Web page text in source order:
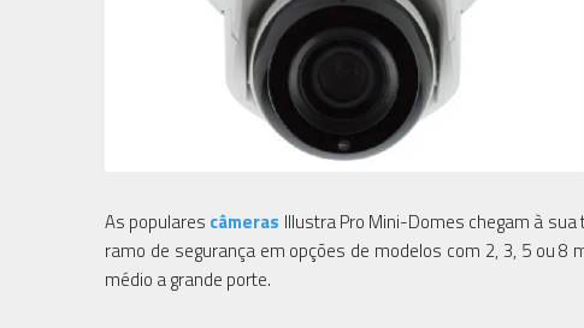
As populares câmeras Illustra Pro Mini-Domes chegam à
ramo de segurança em opções de modelos com 2, 3, 5 ou
médio a grande porte.